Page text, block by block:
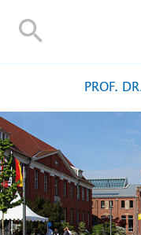
FORSCHUNG UND
ALUMNI
HOCHSCHULE
INTERNATIONAL
BESCHÄFTIGTE
PROF.